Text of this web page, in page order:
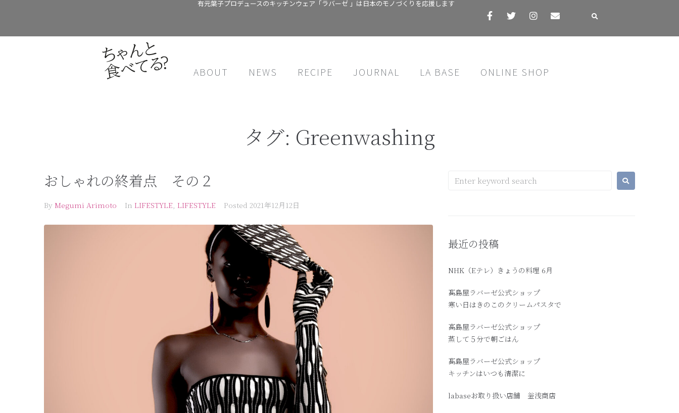
有元葉子プロデュースのキッチンウェア「ラバーゼ 」は日本のモノづくりを応援します
ABOUT NEWS RECIPE JOURNAL LA BASE ONLINE SHOP
タグ: Greenwashing
おしゃれの終着点 その２
By Megumi Arimoto In LIFESTYLE, LIFESTYLE Posted 2021年12月12日
最近の投稿
NHK（Eテレ）きょうの料理 6月
髙島屋ラバーゼ公式ショップ
寒い日はきのこのクリームパスタで
高島屋ラバーゼ公式ショップ
蒸して５分で朝ごはん
髙島屋ラバーゼ公式ショップ
キッチンはいつも清潔に
labaseお取り扱い店舗 釡浅商店